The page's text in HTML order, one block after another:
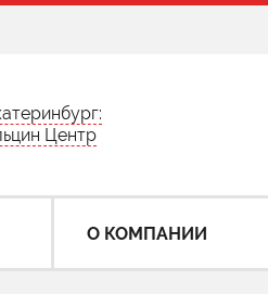
Центр
О КОМПАНИИ